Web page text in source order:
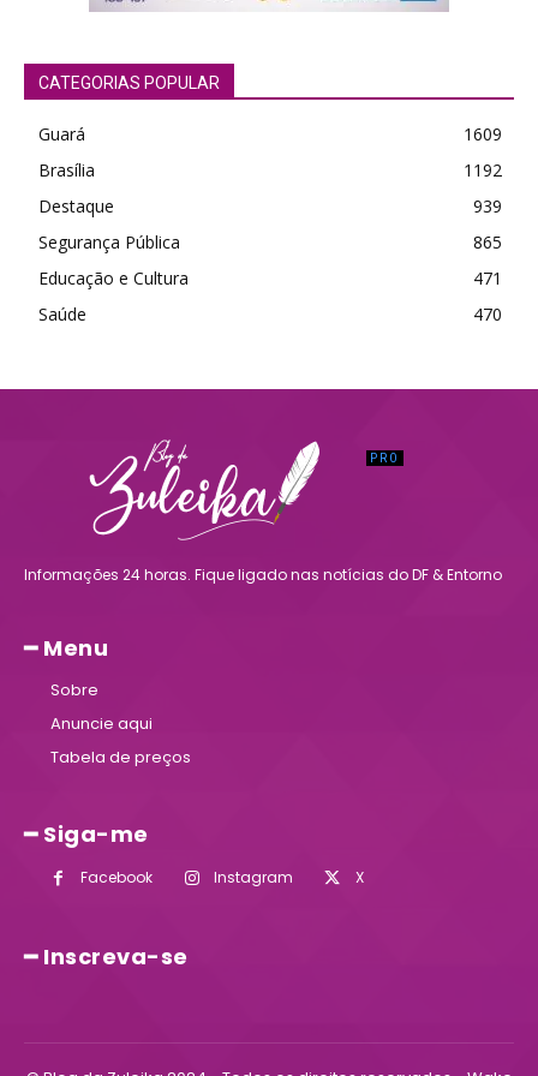
CATEGORIAS POPULAR
Guará
1609
Brasília
1192
Destaque
939
Segurança Pública
865
Educação e Cultura
471
Saúde
470
Informações 24 horas. Fique ligado nas notícias do DF & Entorno
━ Menu
Sobre
Anuncie aqui
Tabela de preços
━ Siga-me
Facebook Instagram X
━ Inscreva-se